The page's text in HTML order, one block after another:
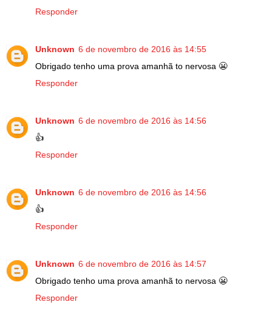
Responder
Unknown 6 de novembro de 2016 às 14:55
Obrigado tenho uma prova amanhã to nervosa 😬
Responder
Unknown 6 de novembro de 2016 às 14:56
👍
Responder
Unknown 6 de novembro de 2016 às 14:56
👍
Responder
Unknown 6 de novembro de 2016 às 14:57
Obrigado tenho uma prova amanhã to nervosa 😬
Responder